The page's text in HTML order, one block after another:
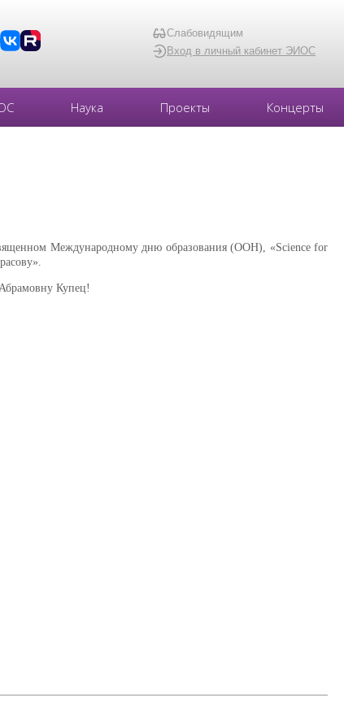
Слабовидящим
Вход в личный кабинет ЭИОС
Наука Проекты Концерты
Международному дню образования (ООН), «Science for
Купец!